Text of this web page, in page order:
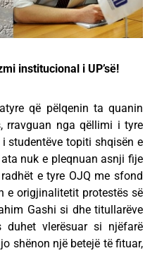
institucional i UP’së!
që pëlqenin ta quanin
rravguan nga qëllimi i tyre
studentëve topiti shqisën e
nuk e pleqnuan asnji fije
e tyre OJQ me sfond
e origjinalitetit protestës së
Gashi si dhe titullarëve
vlerësuar si njëfarë
shënon një betejë të fituar,